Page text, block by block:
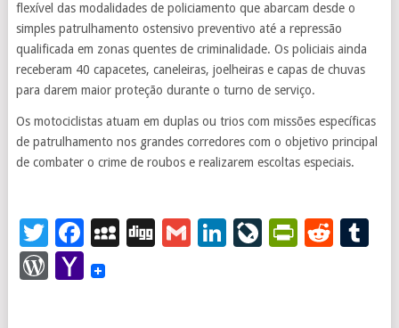
flexível das modalidades de policiamento que abarcam desde o
simples patrulhamento ostensivo preventivo até a repressão
qualificada em zonas quentes de criminalidade. Os policiais ainda
receberam 40 capacetes, caneleiras, joelheiras e capas de chuvas
para darem maior proteção durante o turno de serviço.
Os motociclistas atuam em duplas ou trios com missões específicas
de patrulhamento nos grandes corredores com o objetivo principal
de combater o crime de roubos e realizarem escoltas especiais.
Twitter
Facebook
MySpace
DiggGmailLinkedIn
WordPress
Yahoo